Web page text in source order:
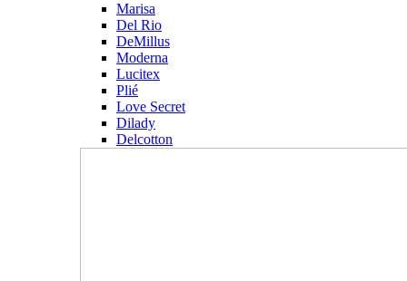
Marisa
Del Rio
DeMillus
Moderna
Lucitex
Plié
Love Secret
Dilady
Delcotton